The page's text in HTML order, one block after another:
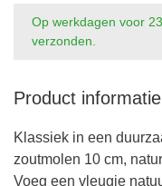
Op werkdagen voor
verzonden.
Product informatie
Klassiek in een
zoutmolen 10 cm,
Voeg een vleugje